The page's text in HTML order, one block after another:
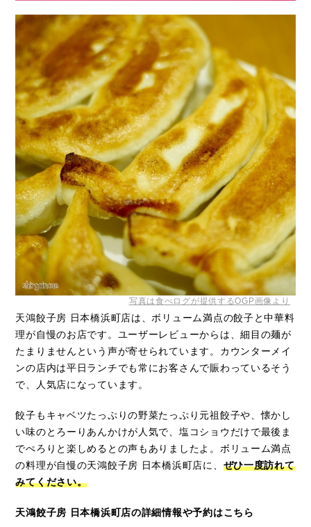
写真は食べログが提供するOGP画像より
天鴻餃子房 日本橋浜町店は、ボリューム満点の餃子と中華料
理が自慢のお店です。ユーザーレビューからは、細目の麺が
たまりませんという声が寄せられています。カウンターメイ
ンの店内は平日ランチでも常にお客さんで賑わっているそう
で、人気店になっています。
餃子もキャベツたっぷりの野菜たっぷり元祖餃子や、懐かし
い味のとろーりあんかけが人気で、塩コショウだけで最後ま
でぺろりと楽しめるとの声もありましたよ。ボリューム満点
の料理が自慢の天鴻餃子房 日本橋浜町店に、 ぜひ一度訪れて
みてください。
天鴻餃子房 日本橋浜町店の詳細情報や予約はこちら